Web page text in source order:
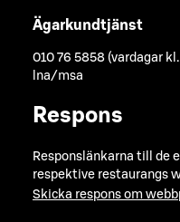
Ägarkundtjänst
010 76 5858 (vardagar
lna/msa
Respons
Responslänkarna till de
respektive restaurangs
Skicka respons om